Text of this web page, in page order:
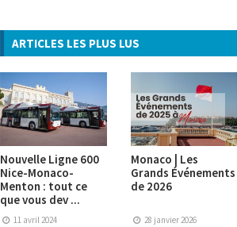
ARTICLES LES PLUS LUS
Nouvelle Ligne 600
Nice-Monaco-
Menton : tout ce
que vous dev ...
11 avril 2024
Monaco | Les
Grands Événements
de 2026
28 janvier 2026